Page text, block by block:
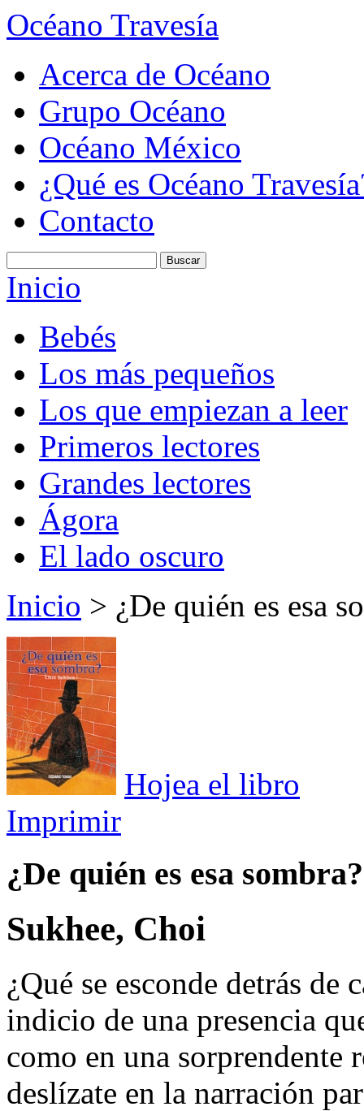
Océano Travesía
Acerca de Océano
Grupo Océano
Océano México
¿Qué es Océano
Contacto
Inicio
Bebés
Los más pequeños
Los que empiezan a leer
Primeros lectores
Grandes lectores
Ágora
El lado oscuro
Inicio > ¿De quién es esa
Hojea el libro
Imprimir
¿De quién es esa sombra?
Sukhee, Choi
¿Qué se esconde detrás de
indicio de una presencia
como en una sorprendente
deslízate en la narración